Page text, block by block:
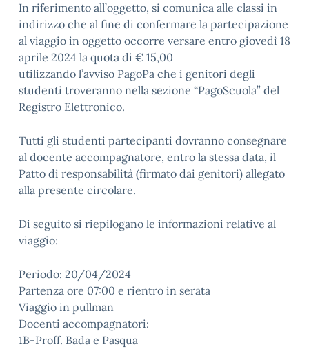
In riferimento all’oggetto, si comunica alle classi in
indirizzo che al fine di confermare la partecipazione
al viaggio in oggetto occorre versare entro giovedì 18
aprile 2024 la quota di € 15,00
utilizzando l’avviso PagoPa che i genitori degli
studenti troveranno nella sezione “PagoScuola” del
Registro Elettronico.
Tutti gli studenti partecipanti dovranno consegnare
al docente accompagnatore, entro la stessa data, il
Patto di responsabilità (firmato dai genitori) allegato
alla presente circolare.
Di seguito si riepilogano le informazioni relative al
viaggio:
Periodo: 20/04/2024
Partenza ore 07:00 e rientro in serata
Viaggio in pullman
Docenti accompagnatori:
1B-Proff. Bada e Pasqua